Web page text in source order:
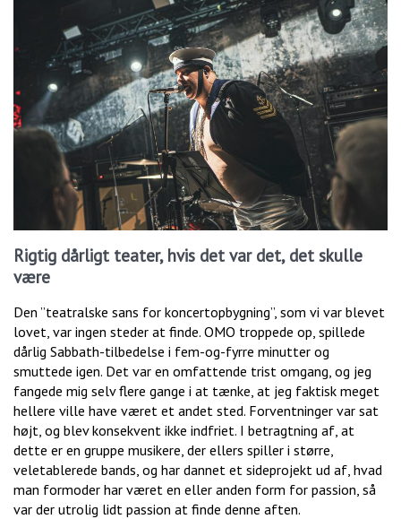
Rigtig dårligt teater, hvis det var det, det skulle
være
Den ”teatralske sans for koncertopbygning”, som vi var blevet
lovet, var ingen steder at finde. OMO troppede op, spillede
dårlig Sabbath-tilbedelse i fem-og-fyrre minutter og
smuttede igen. Det var en omfattende trist omgang, og jeg
fangede mig selv flere gange i at tænke, at jeg faktisk meget
hellere ville have været et andet sted. Forventninger var sat
højt, og blev konsekvent ikke indfriet. I betragtning af, at
dette er en gruppe musikere, der ellers spiller i større,
veletablerede bands, og har dannet et sideprojekt ud af, hvad
man formoder har været en eller anden form for passion, så
var der utrolig lidt passion at finde denne aften.